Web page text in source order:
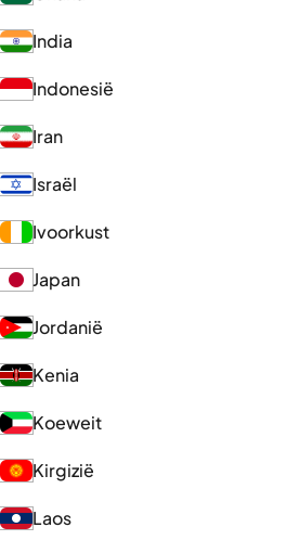
India
Indonesië
Iran
Israël
Ivoorkust
Japan
Jordanië
Kenia
Koeweit
Kirgizië
Laos